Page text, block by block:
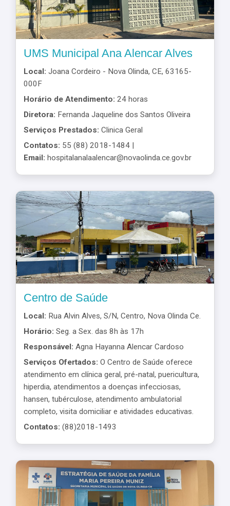
UMS Municipal Ana Alencar Alves
Local: Joana Cordeiro - Nova Olinda, CE, 63165-
000F
Horário de Atendimento: 24 horas
Diretora: Fernanda Jaqueline dos Santos Oliveira
Serviços Prestados: Clinica Geral
Contatos: 55 (88) 2018-1484 |
Email: hospitalanalaalencar@novaolinda.ce.gov.br
Centro de Saúde
Local: Rua Alvin Alves, S/N, Centro, Nova Olinda Ce.
Horário: Seg. a Sex. das 8h às 17h
Responsável: Agna Hayanna Alencar Cardoso
Serviços Ofertados: O Centro de Saúde oferece
atendimento em clínica geral, pré-natal, puericultura,
hiperdia, atendimentos a doenças infecciosas,
hansen, tubérculose, atendimento ambulatorial
completo, visita domiciliar e atividades educativas.
Contatos: (88)2018-1493